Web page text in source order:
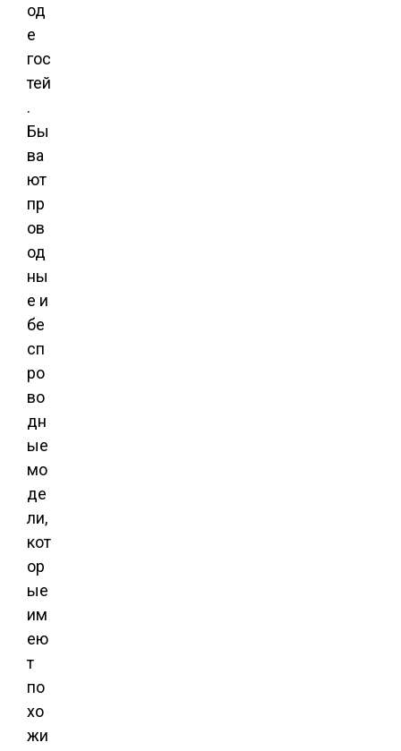
од
е
гос
тей
.
Бы
ва
ют
пр
ов
од
ны
е и
бе
сп
ро
во
дн
ые
мо
де
ли,
кот
ор
ые
им
ею
т
по
хо
жи